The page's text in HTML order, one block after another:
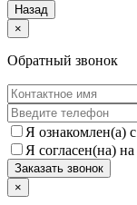
Назад
×
Обратный звонок
Я ознакомлен(а) с
Я согласен(на) на
×